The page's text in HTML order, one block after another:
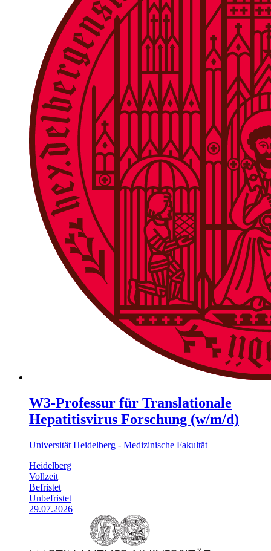
W3-Professur für Translationale
Hepatitisvirus Forschung (w/m/d)
Universität Heidelberg - Medizinische Fakultät
Heidelberg
Vollzeit
Befristet
Unbefristet
29.07.2026